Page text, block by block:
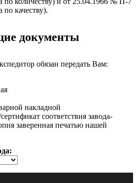
по качеству).
документы
обязан передать Вам:
накладной
соответствия завода-
заверенная печатью нашей